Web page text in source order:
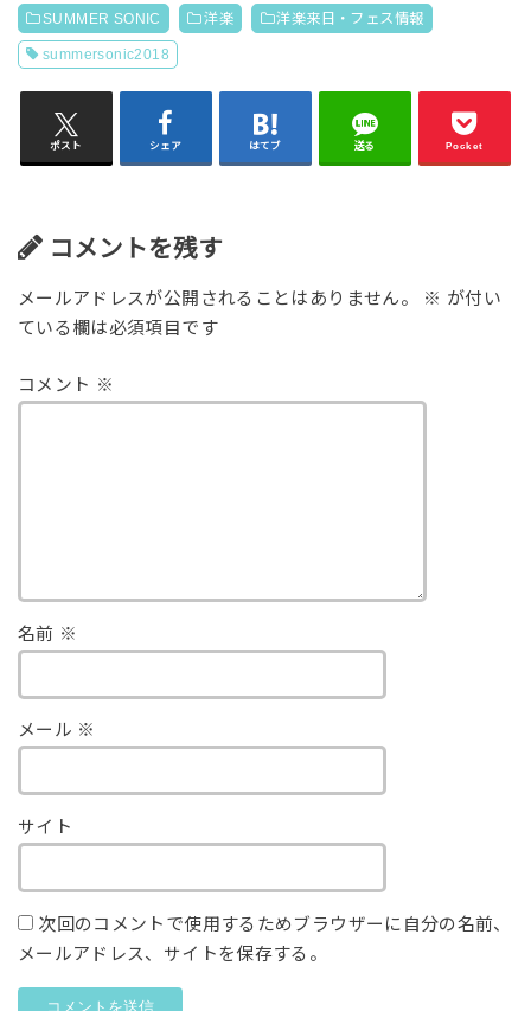
SUMMER SONIC 洋楽 洋楽来日・フェス情報
summersonic2018
ポスト シェア はてブ 送る Pocket
コメントを残す
メールアドレスが公開されることはありません。 ※ が付い
ている欄は必須項目です
コメント ※
名前 ※
メール ※
サイト
次回のコメントで使用するためブラウザーに自分の名前、
メールアドレス、サイトを保存する。